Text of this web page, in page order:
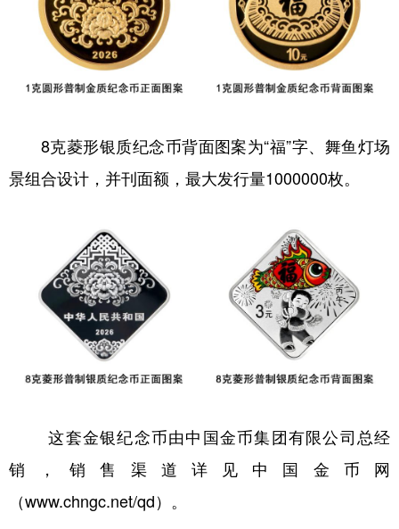
8克菱形银质纪念币背面图案为“福”字、舞鱼灯场
景组合设计，并刊面额，最大发行量1000000枚。
这套金银纪念币由中国金币集团有限公司总经
销，销售渠道详见中国金币网
（www.chngc.net/qd）。